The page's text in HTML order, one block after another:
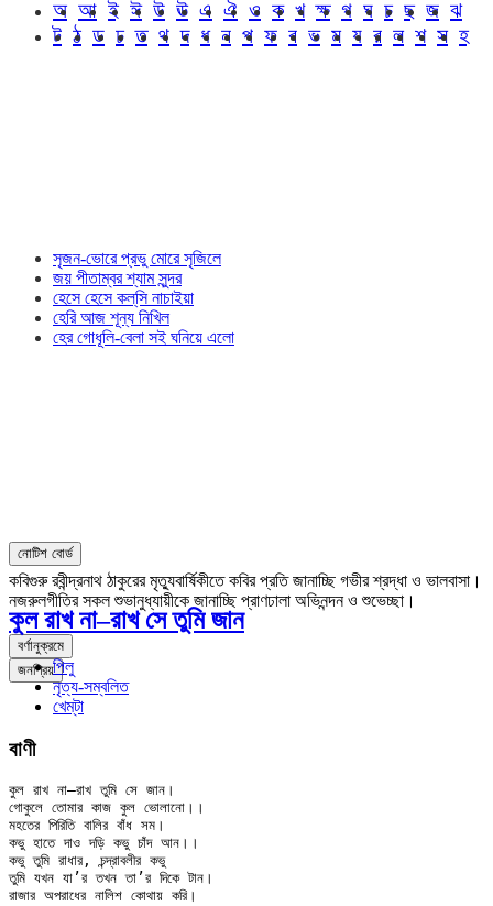
অ আ ই ঈ উ ঊ এ ঐ ও ক খ ক্ষ গ ঘ চ ছ জ ঝ
ট ঠ ড ঢ ত থ দ ধ ন প ফ ব ভ ম য র ল শ স হ
সৃজন-ভোরে প্রভু মোরে সৃজিলে
জয় পীতাম্বর শ্যাম সুন্দর
হেসে হেসে কল্‌সি নাচাইয়া
হেরি আজ শূন্য নিখিল
হের গোধূলি-বেলা সই ঘনিয়ে এলো
নোটিশ বোর্ড
কবিগুরু রবীন্দ্রনাথ ঠাকুরের মৃত্যুবার্ষিকীতে কবির প্রতি জানাচ্ছি গভীর শ্রদ্ধা ও ভালবাসা।
নজরুলগীতির সকল শুভানুধ্যায়ীকে জানাচ্ছি প্রাণঢালা অভিনন্দন ও শুভেচ্ছা।
বর্ণানুক্রমে
জনপ্রিয়
কুল রাখ না–রাখ সে তুমি জান
পিলু
নৃত্য-সম্বলিত
খেম্‌টা
বাণী
কুল রাখ না–রাখ তুমি সে জান।
গোকুলে তোমার কাজ কুল ভোলানো।।
মহতের পিরিতি বালির বাঁধ সম।
কভু হাতে দাও দড়ি কভু চাঁদ আন।।
কভু তুমি রাধার, চন্দ্রাবলীর কভু
তুমি যখন যা’র তখন তা’র দিকে টান।
রাজার অপরাধের নালিশ কোথায় করি।